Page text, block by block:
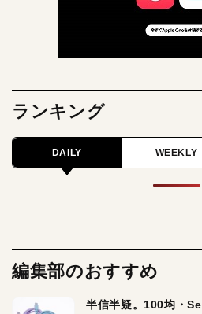
ランキング
DAILY WEEKLY
編集部のおすすめ
半信半疑。100均・